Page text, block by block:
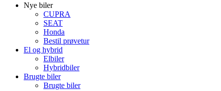
Nye biler
CUPRA
SEAT
Honda
Bestil prøvetur
El og hybrid
Elbiler
Hybridbiler
Brugte biler
Brugte biler